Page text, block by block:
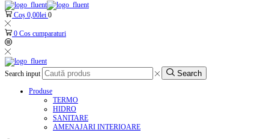
Coș 0,00lei 0
0 Cos cumparaturi
Search input Search
Produse
TERMO
HIDRO
SANITARE
AMENAJARI INTERIOARE